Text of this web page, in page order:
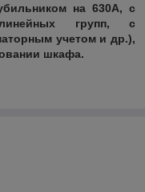
на 630А, с
линейных групп, с
учетом и др.),
шкафа.